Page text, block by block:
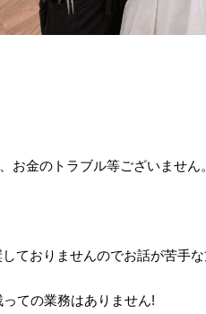
お金のトラブル等ございません。
ておりませんのでお話が苦手
ての業務はありません!